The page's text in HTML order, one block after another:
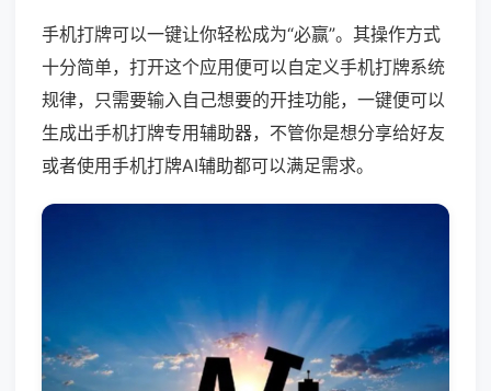
手机打牌可以一键让你轻松成为“必赢”。其操作方式
十分简单，打开这个应用便可以自定义手机打牌系统
规律，只需要输入自己想要的开挂功能，一键便可以
生成出手机打牌专用辅助器，不管你是想分享给好友
或者使用手机打牌AI辅助都可以满足需求。